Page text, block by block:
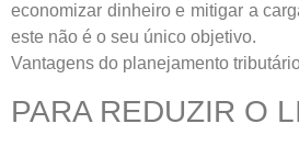
economizar dinheiro e mitigar a
este não é o seu único objetivo.
Vantagens do planejamento
PARA REDUZIR O